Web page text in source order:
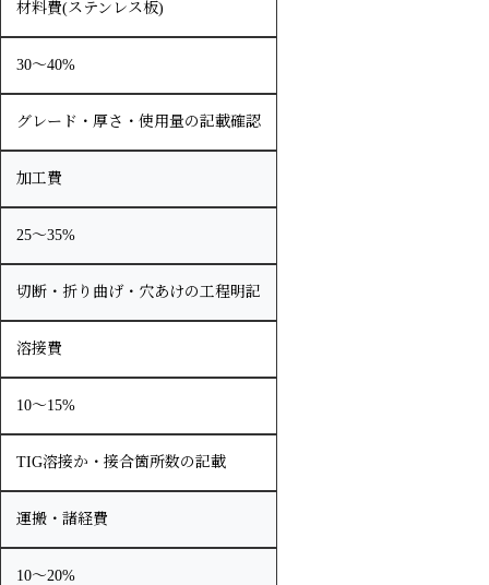
材料費(ステンレス板)
30〜40%
グレード・厚さ・使用量の記載確認
加工費
25〜35%
切断・折り曲げ・穴あけの工程明記
溶接費
10〜15%
TIG溶接か・接合箇所数の記載
運搬・諸経費
10〜20%